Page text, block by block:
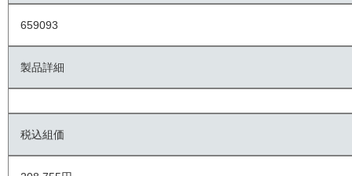
659093
製品詳細
税込組価